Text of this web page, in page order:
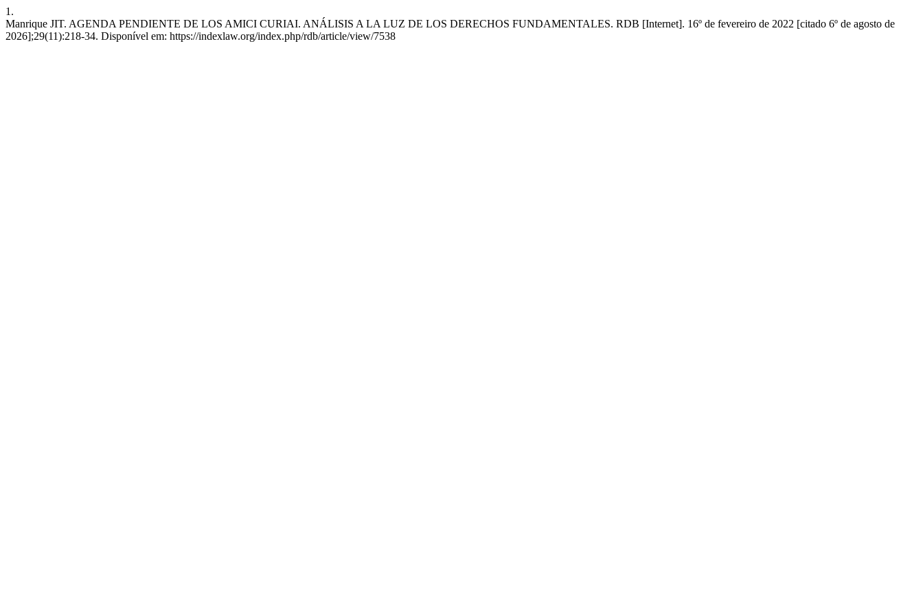
1.
Manrique JIT. AGENDA PENDIENTE DE LOS AMICI CURIAI. ANÁLISIS A LA LUZ DE LOS DERECHOS FUNDAMENTALES. RDB [Internet]. 16º de fevereiro de 2022 [citado 6º de agosto de
2026];29(11):218-34. Disponível em: https://indexlaw.org/index.php/rdb/article/view/7538